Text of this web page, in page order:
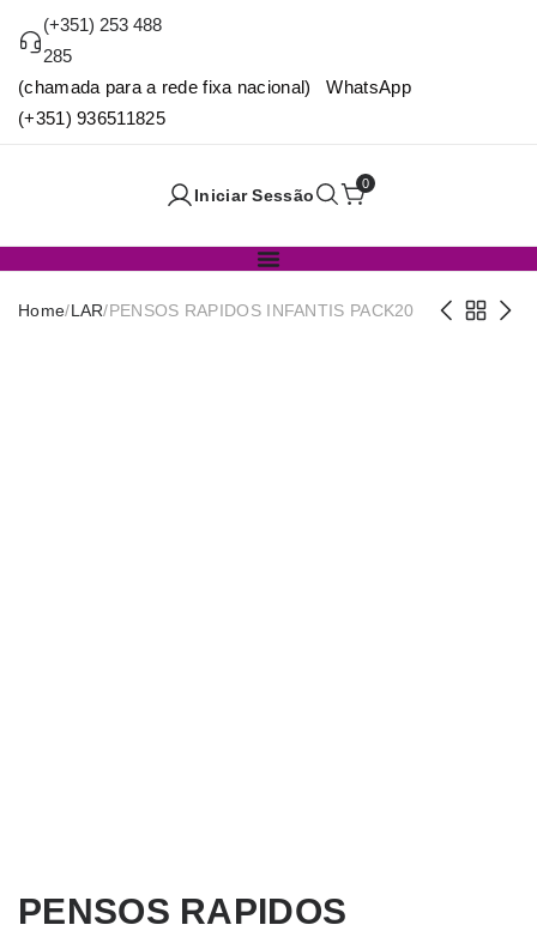
(+351) 253 488
285
(chamada para a rede fixa nacional) WhatsApp
(+351) 936511825
Iniciar Sessão
0
Home/LAR/PENSOS RAPIDOS INFANTIS PACK20
PENSOS RAPIDOS